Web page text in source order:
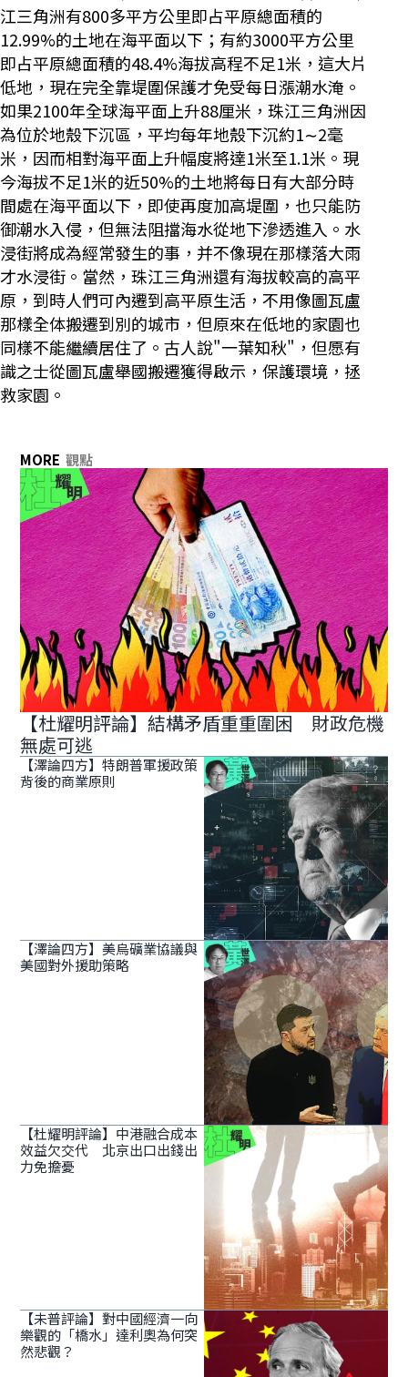
江三角洲有800多平方公里即占平原總面積的
12.99%的土地在海平面以下；有約3000平方公里
即占平原總面積的48.4%海拔高程不足1米，這大片
低地，現在完全靠堤圍保護才免受每日漲潮水淹。
如果2100年全球海平面上升88厘米，珠江三角洲因
為位於地殼下沉區，平均每年地殼下沉約1∼2毫
米，因而相對海平面上升幅度將達1米至1.1米。現
今海拔不足1米的近50%的土地將每日有大部分時
間處在海平面以下，即使再度加高堤圍，也只能防
御潮水入侵，但無法阻擋海水從地下滲透進入。水
浸街將成為經常發生的事，并不像現在那樣落大雨
才水浸街。當然，珠江三角洲還有海拔較高的高平
原，到時人們可內遷到高平原生活，不用像圖瓦盧
那樣全体搬遷到別的城市，但原來在低地的家園也
同樣不能繼續居住了。古人說"一葉知秋"，但愿有
識之士從圖瓦盧舉國搬遷獲得啟示，保護環境，拯
救家園。
MORE 觀點
【杜耀明評論】結構矛盾重重圍困 財政危機
無處可逃
【澤論四方】特朗普軍援政策
背後的商業原則
【澤論四方】美烏礦業協議與
美國對外援助策略
【杜耀明評論】中港融合成本
效益欠交代 北京出口出錢出
力免擔憂
【未普評論】對中國經濟一向
樂觀的「橋水」達利奧為何突
然悲觀？